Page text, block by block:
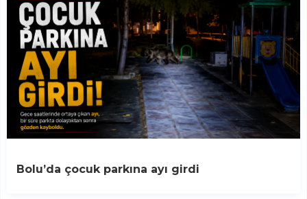
Bolu’da çocuk parkına ayı girdi